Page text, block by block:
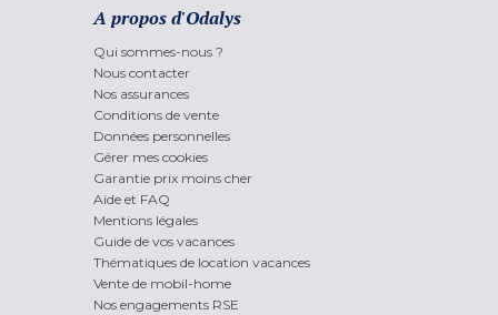
A propos d'Odalys
Qui sommes-nous ?
Nous contacter
Nos assurances
Conditions de vente
Données personnelles
Gérer mes cookies
Garantie prix moins cher
Aide et FAQ
Mentions légales
Guide de vos vacances
Thématiques de location vacances
Vente de mobil-home
Nos engagements RSE